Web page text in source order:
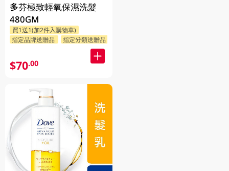
多芬極致輕氧保濕洗髮
480GM
買1送1(加2件入購物車)
指定品牌送贈品
指定分類送贈品
$70.00